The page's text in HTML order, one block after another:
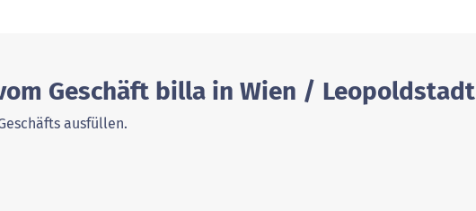
Geschäft billa in Wien / Leopoldstadt
ausfüllen.